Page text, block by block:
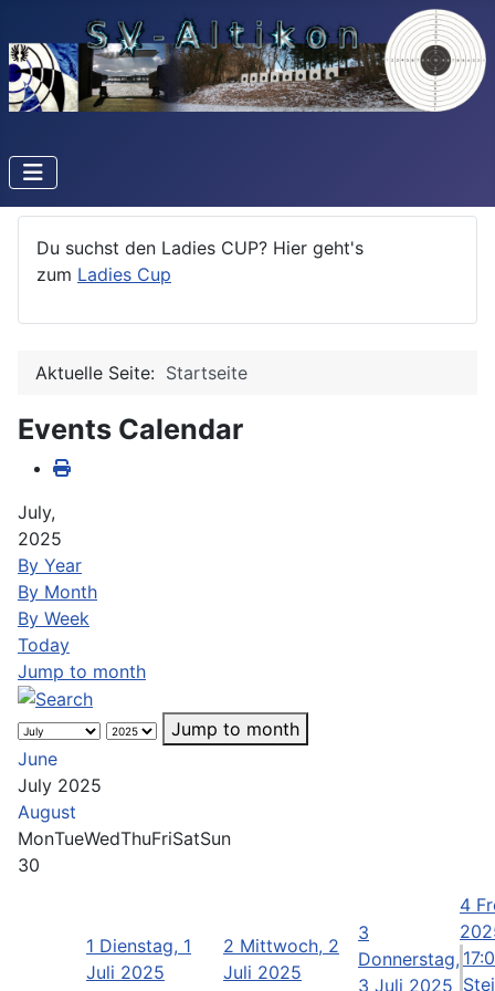
Du suchst den Ladies CUP? Hier geht's
zum Ladies Cup
Aktuelle Seite: Startseite
Events Calendar
July,
2025
By Year
By Month
By Week
Today
Jump to month
Jump to month
June
July 2025
August
MonTueWedThuFriSatSun
30
1 Dienstag, 1
Juli 2025
2 Mittwoch, 2
Juli 2025
3
Donnerstag,
3 Juli 2025
4